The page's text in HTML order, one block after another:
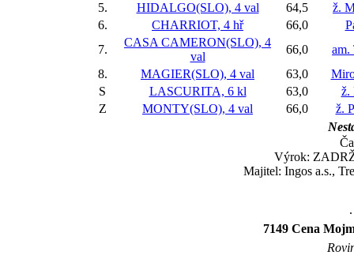
5.
HIDALGO(SLO), 4 val 64,5
ž.
6.
CHARRIOT, 4 hř 66,0
7.
CASA CAMERON(SLO), 4
val
66,0
am.
8.
MAGIER(SLO), 4 val 63,0
S
LASCURITA, 6 kl 63,0
ž.
Z
MONTY(SLO), 4 val 66,0
ž.
Výrok:
Majitel: Ingos a.s.,
7149 Cena